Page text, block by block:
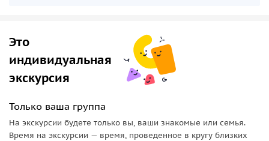
Это
индивидуальная
экскурсия
Только ваша группа
На экскурсии будете только вы, ваши знакомые или семья.
Время на экскурсии — время, проведенное в кругу близких